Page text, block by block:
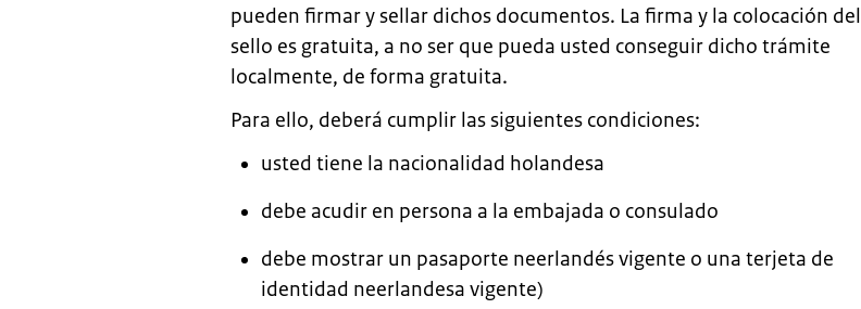
pueden firmar y sellar dichos documentos. La firma y la colocación del
sello es gratuita, a no ser que pueda usted conseguir dicho trámite
localmente, de forma gratuita.
Para ello, deberá cumplir las siguientes condiciones:
usted tiene la nacionalidad holandesa
debe acudir en persona a la embajada o consulado
debe mostrar un pasaporte neerlandés vigente o una terjeta de
identidad neerlandesa vigente)